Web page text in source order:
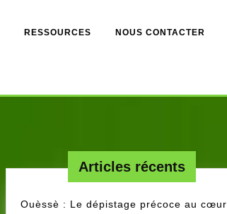
RESSOURCES NOUS CONTACTER
Articles récents
Ouèssè : Le dépistage précoce au cœur